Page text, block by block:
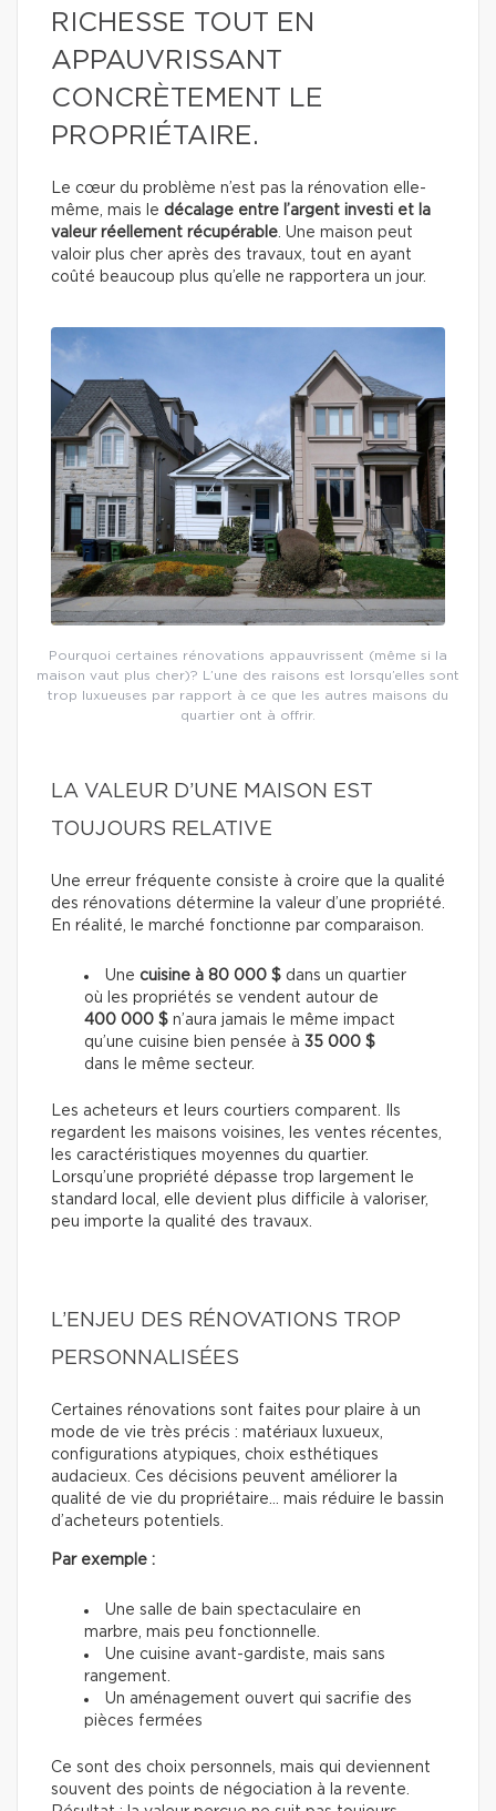
RICHESSE TOUT EN
APPAUVRISSANT
CONCRÈTEMENT LE
PROPRIÉTAIRE.
Le cœur du problème n’est pas la rénovation elle-
même, mais le décalage entre l’argent investi et la
valeur réellement récupérable. Une maison peut
valoir plus cher après des travaux, tout en ayant
coûté beaucoup plus qu’elle ne rapportera un jour.
Pourquoi certaines rénovations appauvrissent (même si la
maison vaut plus cher)? L’une des raisons est lorsqu’elles sont
trop luxueuses par rapport à ce que les autres maisons du
quartier ont à offrir.
LA VALEUR D’UNE MAISON EST
TOUJOURS RELATIVE
Une erreur fréquente consiste à croire que la qualité
des rénovations détermine la valeur d’une propriété.
En réalité, le marché fonctionne par comparaison.
Une cuisine à 80 000 $ dans un quartier
où les propriétés se vendent autour de
400 000 $ n’aura jamais le même impact
qu’une cuisine bien pensée à 35 000 $
dans le même secteur.
Les acheteurs et leurs courtiers comparent. Ils
regardent les maisons voisines, les ventes récentes,
les caractéristiques moyennes du quartier.
Lorsqu’une propriété dépasse trop largement le
standard local, elle devient plus difficile à valoriser,
peu importe la qualité des travaux.
L’ENJEU DES RÉNOVATIONS TROP
PERSONNALISÉES
Certaines rénovations sont faites pour plaire à un
mode de vie très précis : matériaux luxueux,
configurations atypiques, choix esthétiques
audacieux. Ces décisions peuvent améliorer la
qualité de vie du propriétaire… mais réduire le bassin
d’acheteurs potentiels.
Par exemple :
Une salle de bain spectaculaire en
marbre, mais peu fonctionnelle.
Une cuisine avant-gardiste, mais sans
rangement.
Un aménagement ouvert qui sacrifie des
pièces fermées
Ce sont des choix personnels, mais qui deviennent
souvent des points de négociation à la revente.